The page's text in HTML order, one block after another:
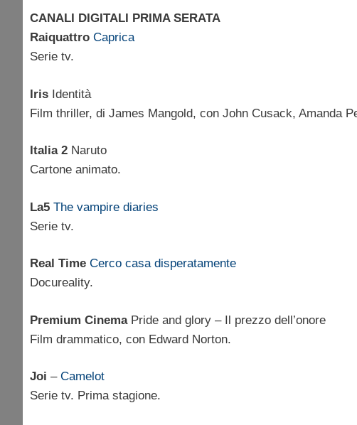
CANALI DIGITALI PRIMA SERATA
Raiquattro Caprica
Serie tv.
Iris Identità
Film thriller, di James Mangold, con John Cusack, Amanda
Italia 2 Naruto
Cartone animato.
La5 The vampire diaries
Serie tv.
Real Time Cerco casa disperatamente
Docureality.
Premium CinemaPride and glory – Il prezzo dell’onore
Film drammatico, con Edward Norton.
Joi – Camelot
Serie tv. Prima stagione.